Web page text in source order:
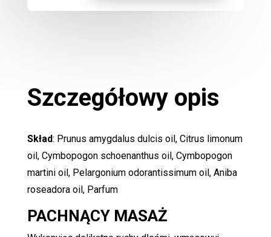
Szczegółowy opis
Skład: Prunus amygdalus dulcis oil, Citrus limonum
oil, Cymbopogon schoenanthus oil, Cymbopogon
martini oil, Pelargonium odorantissimum oil, Aniba
roseadora oil, Parfum
PACHNĄCY MASAŻ